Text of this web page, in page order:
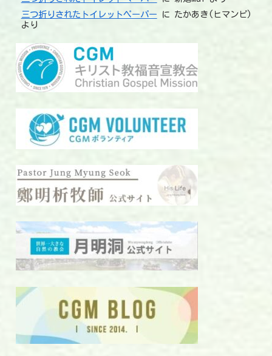
三つ折りされたトイレットペーパー に たかあき(ヒマンピ)
より